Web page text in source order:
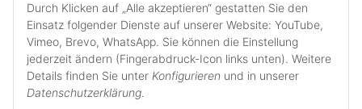
Durch Klicken auf „Alle akzeptieren“ gestatten Sie den
Einsatz folgender Dienste auf unserer Website: YouTube,
Vimeo, Brevo, WhatsApp. Sie können die Einstellung
jederzeit ändern (Fingerabdruck-Icon links unten). Weitere
Details finden Sie unter Konfigurieren und in unserer
Datenschutzerklärung.